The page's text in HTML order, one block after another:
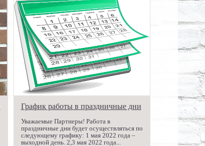
График работы в праздничные дни
Уважаемые Партнеры! Работа в
праздничные дни будет осуществляться по
следующему графику: 1 мая 2022 года –
выходной день. 2,3 мая 2022 года...